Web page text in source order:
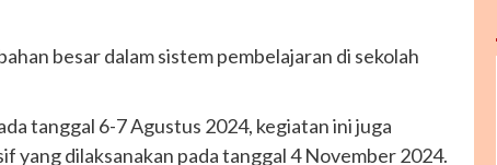
besar dalam sistem pembelajaran di sekolah
tanggal 6-7 Agustus 2024, kegiatan ini juga
yang dilaksanakan pada tanggal 4 November 2024.